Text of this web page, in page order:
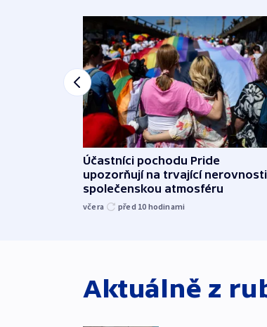
Účastníci pochodu Pride
upozorňují na trvající
společenskou atmosféru
včera před 10 hodinami
Aktuálně z